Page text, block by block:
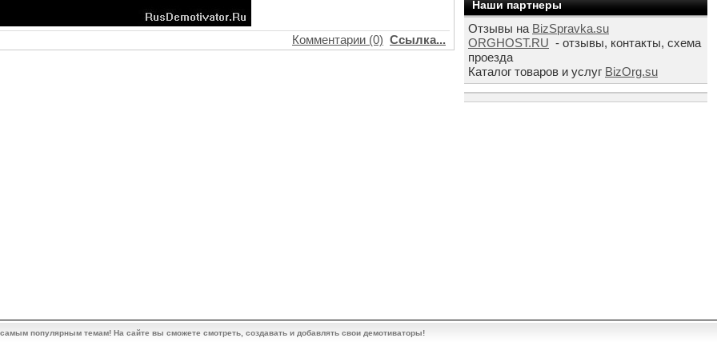
Комментарии (0) Ссылка...
Наши партнеры
Отзывы на BizSpravka.su
ORGHOST.RU - отзывы, контакты, схема
проезда
Каталог товаров и услуг BizOrg.su
популярным темам! На сайте вы сможете смотреть, создавать и добавлять свои демотиваторы!